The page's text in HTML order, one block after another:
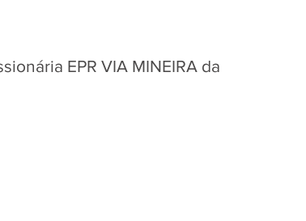
EPR VIA MINEIRA da